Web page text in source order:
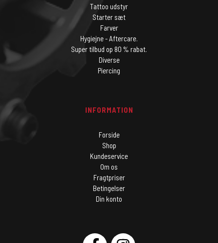
Tattoo udstyr
Starter sæt
Farver
Hygiejne - Aftercare.
Super tilbud op 80 % rabat.
Diverse
Piercing
INFORMATION
Forside
Shop
Kundeservice
Om os
Fragtpriser
Betingelser
Din konto